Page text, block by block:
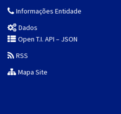
Informações Entidade
Dados
Open T.I. API – JSON
RSS
Mapa Site